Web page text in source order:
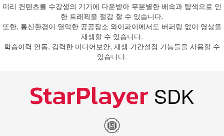
미리 컨텐츠를 수강생의 기기에 다운받아 무분별한 배속과 탐색으로 인
한 트래픽을 절감 할 수 있습니다.
또한, 통신환경이 열악한 공공장소 와이파이에서도 버퍼링 없이 영상을
재생할 수 있습니다.
학습이력 연동, 강력한 미디어보안, 재생 기간설정 기능들을 사용할 수
있습니다.
StarPlayer SDK